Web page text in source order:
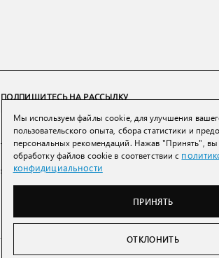
ПОДПИШИТЕСЬ НА РАССЫЛКУ
Нажимая на кнопку вы соглашаетесь сполитикой
обработки персональных данных
Мы используем файлы cookie, для улучшения
пользовательского опыта, сбора статистики и
персональных рекомендаций. Нажав "Принять", вы
обработку файлов cookie в соответствии с
конфидициальности
ПРИНЯТЬ
ОТКЛОНИТЬ